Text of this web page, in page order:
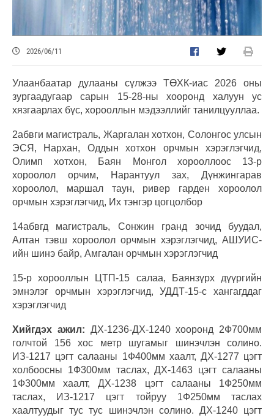
2026/06/11
Улаанбаатар дулааны сүлжээ ТӨХК-иас 2026 оны
зургаадугаар сарын 15-28-ны хооронд халуун ус
хязгаарлах бүс, хорооллын мэдээллийг танилцууллаа.
2абвги магистраль, Жаргалан хотхон, Солонгос улсын
ЭСЯ, Нархан, Оддын хотхон орчмын хэрэглэгчид,
Олимп хотхон, Баян Монгол хорооллоос 13-р
хороолол орчим, Нарантуул зах, Дүнжингарав
хороолол, маршал таун, ривер гарден хороолол
орчмын хэрэглэгчид, Их тэнгэр цогцолбор
14абвгд магистраль, Сонжин гранд зочид буудал,
Алтан тэвш хороолол орчмын хэрэглэгчид, АШУИС-
ийн шинэ байр, Амгалан орчмын хэрэглэгчид
15-р хорооллын ЦТП-15 салаа, Баянзүрх дүүргийн
эмнэлэг орчмын хэрэглэгчид, УДДТ-15-с хангагддаг
хэрэглэгчид
Хийгдэх ажил: ДХ-1236-ДХ-1240 хооронд 2Ф700мм
голчтой 156 хос метр шугамыг шинэчлэн солино.
ИЗ-1217 цэгт салааны 1Ф400мм хаалт, ДХ-1277 цэгт
холбоосны 1Ф300мм таслах, ДХ-1463 цэгт салааны
1Ф300мм хаалт, ДХ-1238 цэгт салааны 1Ф250мм
таслах, ИЗ-1217 цэгт тойруу 1Ф250мм таслах
хаалтуудыг тус тус шинэчлэн солино. ДХ-1240 цэгт